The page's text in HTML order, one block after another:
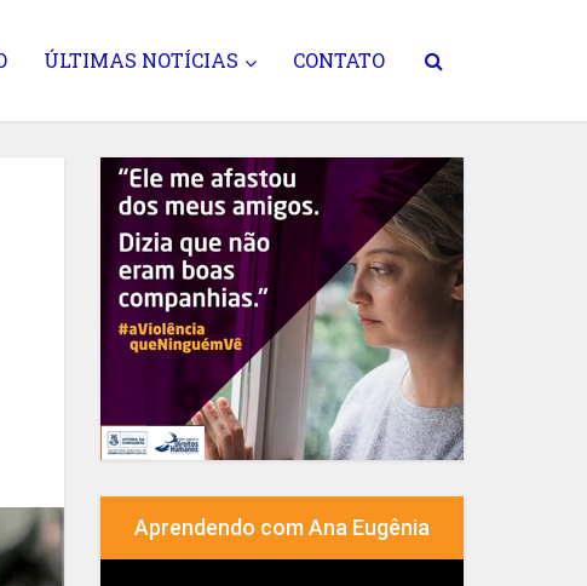
ÚLTIMAS NOTÍCIAS CONTATO
Aprendendo com Ana Eugênia